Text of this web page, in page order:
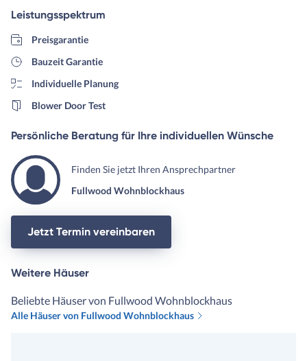
Eigenleistung. Gesamtnote:
Leistungsspektrum
Preisgarantie
Bauzeit Garantie
Individuelle Planung
Blower Door Test
Persönliche Beratung für Ihre individuellen Wünsche
Finden Sie jetzt Ihren Ansprechpartner
Fullwood Wohnblockhaus
Jetzt Termin vereinbaren
Weitere Häuser
Beliebte Häuser von Fullwood Wohnblockhaus
Alle Häuser von Fullwood Wohnblockhaus